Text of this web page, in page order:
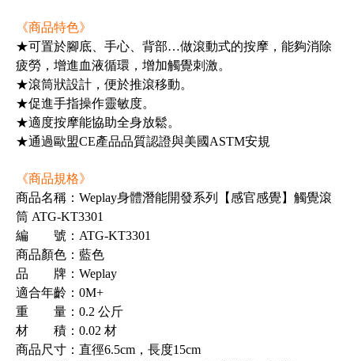
《商品特色》
★可置於腳底、手心、背部…做滾動式的按摩，能夠消除
疲勞，增進血液循環，增加觸覺刺激。
★滾筒狀設計，便於推滾移動。
★促進手指操作靈敏度。
★適度按摩能協助全身放鬆。
★通過歐盟CE產品品質認證與美國ASTM安規
《商品規格》
商品名稱：Weplay身體潛能開發系列【感官感覺】觸覺滾
筒 ATG-KT3301
編 號：ATG-KT3301
商品顏色：藍色
品 牌：Weplay
適合年齡：0M+
重 量：0.2 公斤
材 積：0.02 材
商品尺寸：直徑6.5cm，長度15cm